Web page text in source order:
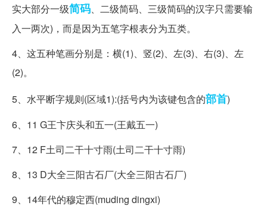
实大部分一级简码、二级简码、三级简码的汉字只需要输
入一两次)，而是因为五笔字根表分为五类。
4、这五种笔画分别是：横(1)、竖(2)、左(3)、右(3)、左
(2)。
5、水平断字规则(区域1):(括号内为该键包含的部首)
6、11 G王卞庆头和五一(王戴五一)
7、12 F土司二干十寸雨(土司二干十寸雨)
8、13 D大全三阳古石厂(大全三阳古石厂)
9、14年代的穆定西(muding dingxi)